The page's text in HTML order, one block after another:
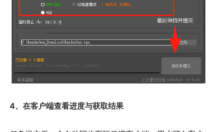
4、在客户端查看进度与获取结果